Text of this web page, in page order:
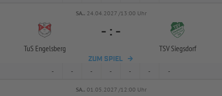
SA.. 24.04.2027 /13:00 Uhr
TuS Engelsberg
- : -
TSV Siegsdorf
ZUM SPIEL
- - - - - - -
SA.. 01.05.2027 /12:00 Uhr